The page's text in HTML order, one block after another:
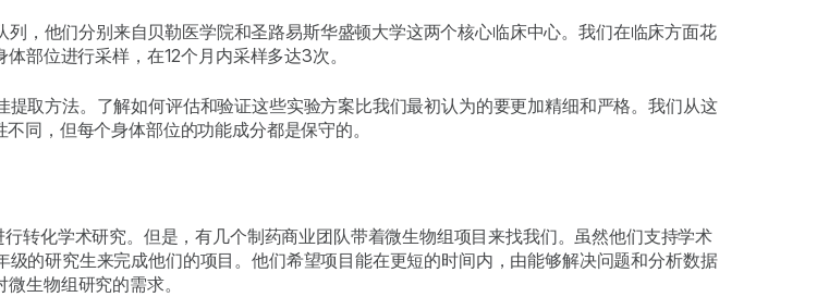
，他们分别来自贝勒医学院和圣路易斯华盛顿大学这两个核心临床中心。我们在临床方面花
部位进行采样，在12个月内采样多达3次。
取方法。了解如何评估和验证这些实验方案比我们最初认为的要更加精细和严格。我们从这
同，但每个身体部位的功能成分都是保守的。
转化学术研究。但是，有几个制药商业团队带着微生物组项目来找我们。虽然他们支持学术
的研究生来完成他们的项目。他们希望项目能在更短的时间内，由能够解决问题和分析数据
生物组研究的需求。